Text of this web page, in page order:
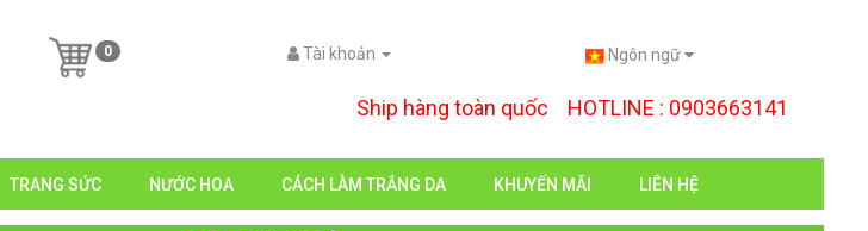
0 Tài khoản Ngôn ngữ
Ship hàng toàn quốc HOTLINE : 0903663141
TRANG SỨC NƯỚC HOA CÁCH LÀM TRẮNG DA KHUYẾN MÃI LIÊN HỆ